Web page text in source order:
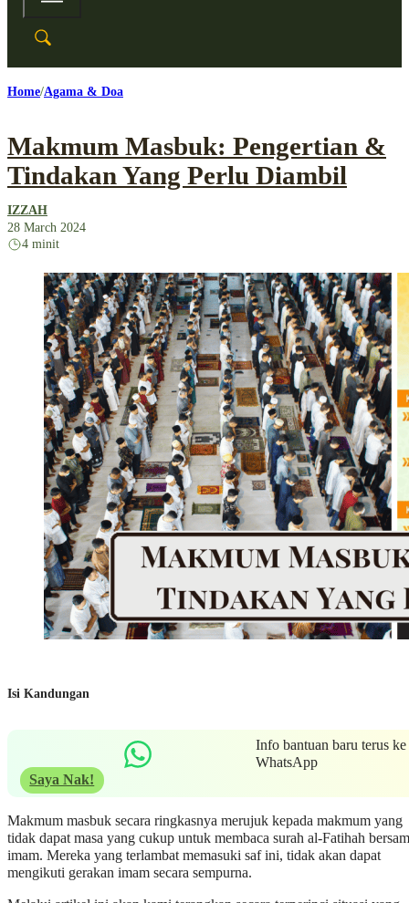
Home Agama & Doa
Makmum Masbuk: Pengertian &
Tindakan Yang Perlu Diambil
IZZAH
28 March 2024
4 minit
Isi Kandungan
Info bantuan baru terus ke
WhatsApp
Saya Nak!
Makmum masbuk secara ringkasnya merujuk kepada makmum yang
tidak dapat masa yang cukup untuk membaca surah al-Fatihah
imam. Mereka yang terlambat memasuki saf ini, tidak akan dapat
mengikuti gerakan imam secara sempurna.